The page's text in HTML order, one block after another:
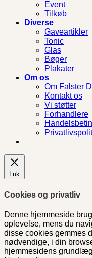
Event
Tilkøb
Diverse
Gaveartikler
Tonic
Glas
Bøger
Plakater
Om os
Om Falster
Kontakt os
Vi støtter
Forhandlere
Luk
Cookies og privatliv
Denne hjemmeside
oplevelse, mens du
disse cookies gemmes
nødvendige, i din
hjemmesidens